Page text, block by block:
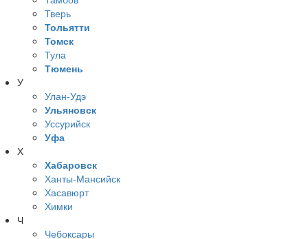
Тверь
Тольятти
Томск
Тула
Тюмень
У
Улан-Удэ
Ульяновск
Уссурийск
Уфа
Х
Хабаровск
Ханты-Мансийск
Хасавюрт
Химки
Ч
Чебоксары